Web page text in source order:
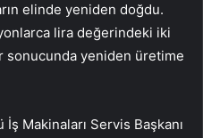
elinde yeniden doğdu.
lira değerindeki iki
sonucunda yeniden üretime
Makinaları Servis Başkanı